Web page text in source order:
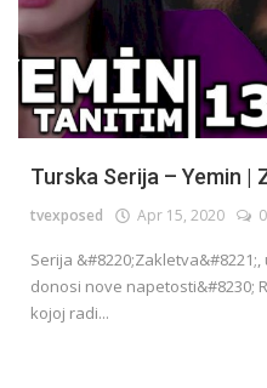
Turska Serija – Yemin |
tvexposed Apr 15, 2020 0
Serija
donosi nove napetosti&#8230;
kojoj radi...